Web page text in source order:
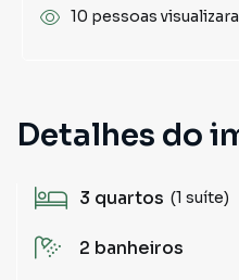
Detalhes do
3 quartos (1 suíte)
2 banheiros
10 pessoas